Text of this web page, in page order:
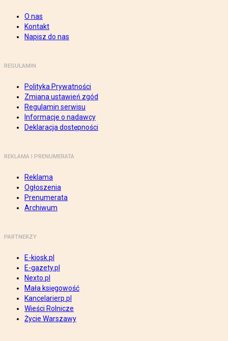
O nas
Kontakt
Napisz do nas
REGULAMIN
Polityka Prywatności
Zmiana ustawień zgód
Regulamin serwisu
Informacje o nadawcy
Deklaracja dostępności
REKLAMA I PRENUMERATA
Reklama
Ogłoszenia
Prenumerata
Archiwum
PARTNERZY
E-kiosk.pl
E-gazety.pl
Nexto.pl
Mała księgowość
Kancelarierp.pl
Wieści Rolnicze
Życie Warszawy